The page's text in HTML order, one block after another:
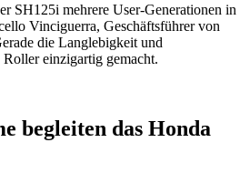
SH125i mehrere User-Generationen in
Vinciguerra, Geschäftsführer von
die Langlebigkeit und
einzigartig gemacht.
begleiten das Honda